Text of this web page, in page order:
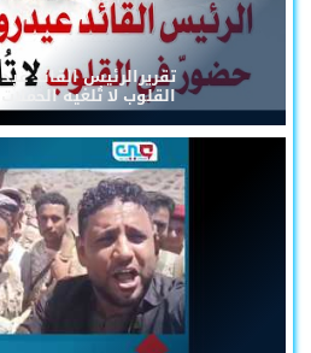
تقريرالرئيس القائد
القلوب لا تُلغيه الحملات